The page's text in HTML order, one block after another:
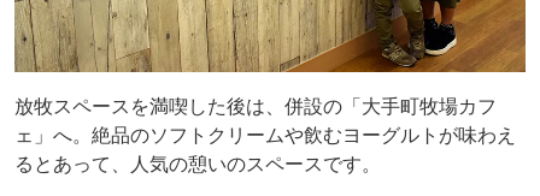
放牧スペースを満喫した後は、併設の「大手町牧場カフ
ェ」へ。絶品のソフトクリームや飲むヨーグルトが味わえ
るとあって、人気の憩いのスペースです。